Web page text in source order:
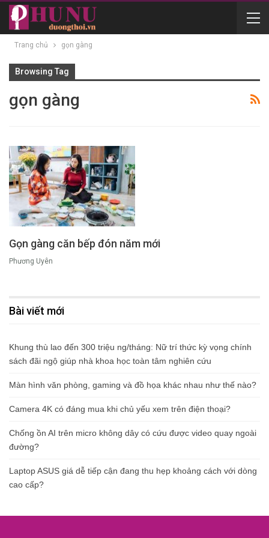
Trang chủ gọn gàng
Browsing Tag
gọn gàng
Gọn gàng căn bếp đón năm mới
Phương Uyên
Bài viết mới
Khung thù lao đến 300 triệu ng/tháng: Nữ trí thức kỳ vọng chính
sách đãi ngộ giúp nhà khoa học toàn tâm nghiên cứu
Màn hình văn phòng, gaming và đồ họa khác nhau như thế nào?
Camera 4K có đáng mua khi chủ yếu xem trên điện thoại?
Chống ồn AI trên micro không dây có cứu được video quay ngoài
đường?
Laptop ASUS giá dễ tiếp cận đang thu hẹp khoảng cách với dòng
cao cấp?